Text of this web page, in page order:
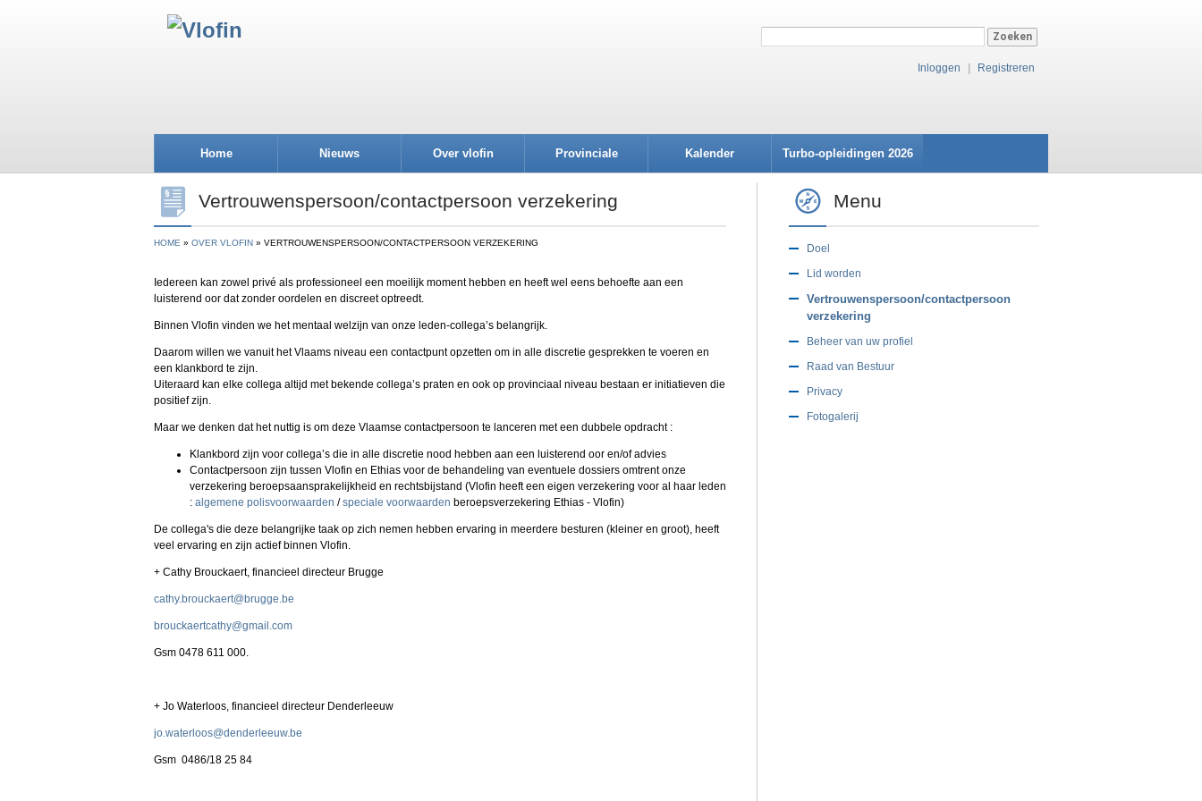
Inloggen Registreren
Home Nieuws Over vlofin Provinciale
afdelingen
Kalender Turbo-opleidingen 2026
Vertrouwenspersoon/contactpersoon verzekering
HOME OVER VLOFIN VERTROUWENSPERSOON/CONTACTPERSOON VERZEKERING
Iedereen kan zowel privé als professioneel een moeilijk moment hebben en heeft wel eens behoefte aan een
luisterend oor dat zonder oordelen en discreet optreedt.
Binnen Vlofin vinden we het mentaal welzijn van onze leden-collega’s belangrijk.
Daarom willen we vanuit het Vlaams niveau een contactpunt opzetten om in alle discretie gesprekken te voeren en
een klankbord te zijn.
Uiteraard kan elke collega altijd met bekende collega’s praten en ook op provinciaal niveau bestaan er initiatieven die
positief zijn.
Maar we denken dat het nuttig is om deze Vlaamse contactpersoon te lanceren met een dubbele opdracht :
Klankbord zijn voor collega’s die in alle discretie nood hebben aan een luisterend oor en/of advies
Contactpersoon zijn tussen Vlofin en Ethias voor de behandeling van eventuele dossiers omtrent onze
verzekering beroepsaansprakelijkheid en rechtsbijstand (Vlofin heeft een eigen verzekering voor al haar leden
: algemene polisvoorwaarden /speciale voorwaarden beroepsverzekering Ethias - Vlofin)
De collega's die deze belangrijke taak op zich nemen hebben ervaring in meerdere besturen (kleiner en groot), heeft
veel ervaring en zijn actief binnen Vlofin.
+ Cathy Brouckaert, financieel directeur Brugge
cathy.brouckaert@brugge.be
brouckaertcathy@gmail.com
Gsm 0478 611 000.
+ Jo Waterloos, financieel directeur Denderleeuw
jo.waterloos@denderleeuw.be
Gsm 0486/18 25 84
Menu
Doel
Lid worden
Vertrouwenspersoon/contactpersoon
verzekering
Beheer van uw profiel
Raad van Bestuur
Privacy
Fotogalerij